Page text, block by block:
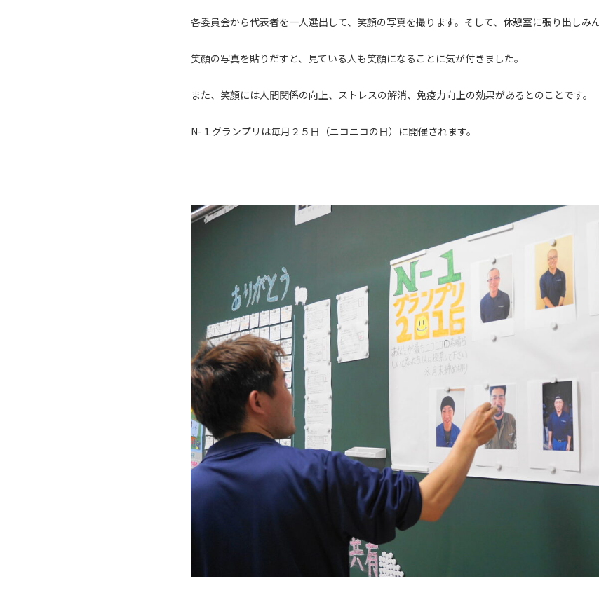
各委員会から代表者を一人選出して、笑顔の写真を撮ります。そして、休憩室に張り出しみ
笑顔の写真を貼りだすと、見ている人も笑顔になることに気が付きました。
また、笑顔には人間関係の向上、ストレスの解消、免疫力向上の効果があるとのことです。
N-１グランプリは毎月２５日（ニコニコの日）に開催されます。